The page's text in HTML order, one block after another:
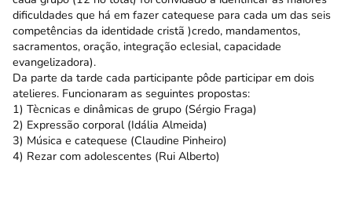
dificuldades que há em fazer catequese para cada um das seis
competências da identidade cristã )credo, mandamentos,
sacramentos, oração, integração eclesial, capacidade
evangelizadora).
Da parte da tarde cada participante pôde participar em dois
atelieres. Funcionaram as seguintes propostas:
1) Tècnicas e dinâmicas de grupo (Sérgio Fraga)
2) Expressão corporal (Idália Almeida)
3) Música e catequese (Claudine Pinheiro)
4) Rezar com adolescentes (Rui Alberto)